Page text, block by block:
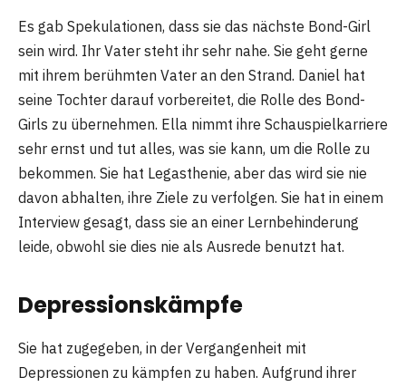
Es gab Spekulationen, dass sie das nächste Bond-Girl
sein wird. Ihr Vater steht ihr sehr nahe. Sie geht gerne
mit ihrem berühmten Vater an den Strand. Daniel hat
seine Tochter darauf vorbereitet, die Rolle des Bond-
Girls zu übernehmen. Ella nimmt ihre Schauspielkarriere
sehr ernst und tut alles, was sie kann, um die Rolle zu
bekommen. Sie hat Legasthenie, aber das wird sie nie
davon abhalten, ihre Ziele zu verfolgen. Sie hat in einem
Interview gesagt, dass sie an einer Lernbehinderung
leide, obwohl sie dies nie als Ausrede benutzt hat.
Depressionskämpfe
Sie hat zugegeben, in der Vergangenheit mit
Depressionen zu kämpfen zu haben. Aufgrund ihrer